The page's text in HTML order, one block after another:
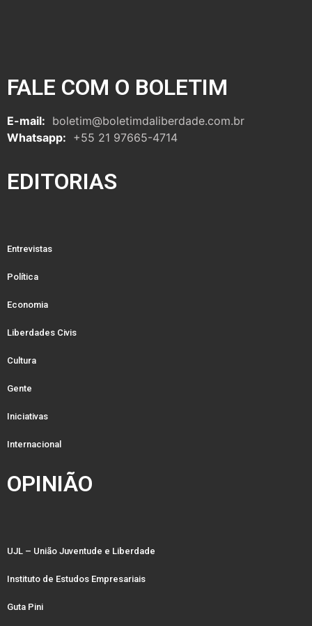
FALE COM O BOLETIM
E-mail: boletim@boletimdaliberdade.com.br
Whatsapp: +55 21 97665-4714
EDITORIAS
Entrevistas
Política
Economia
Liberdades Civis
Cultura
Gente
Iniciativas
Internacional
OPINIÃO
UJL – União Juventude e Liberdade
Instituto de Estudos Empresariais
Guta Pini